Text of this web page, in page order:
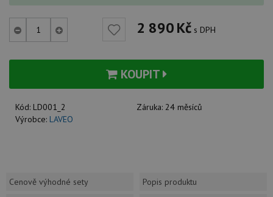
2 890Kč s DPH
KOUPIT
Kód: LD001_2 Záruka: 24 měsíců
Výrobce: LAVEO
Cenově výhodné sety
Popis produktu